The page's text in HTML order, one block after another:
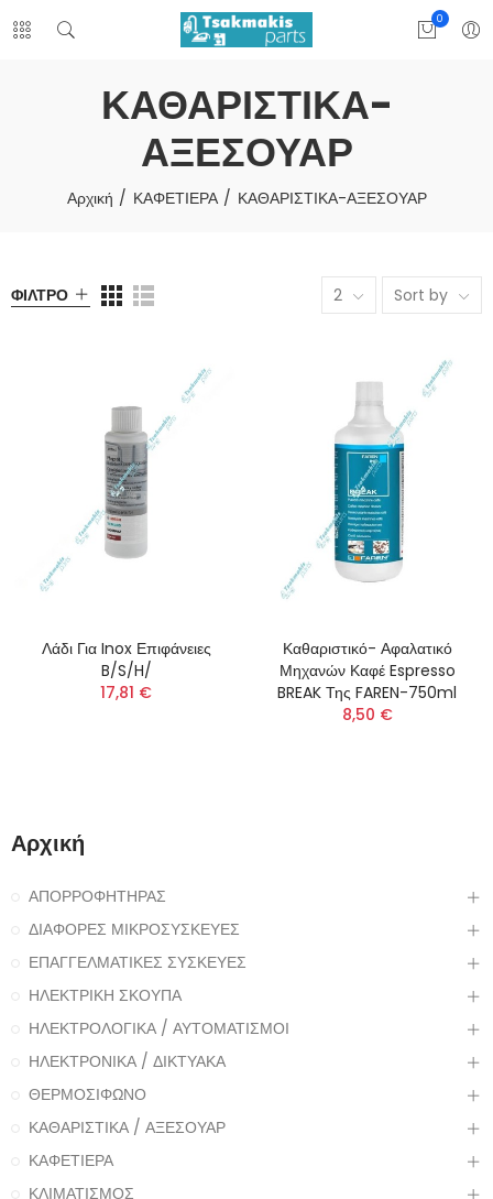
0
ΚΑΘΑΡΙΣΤΙΚΑ-
ΑΞΕΣΟΥΑΡ
Αρχική ΚΑΦΕΤΙΕΡΑ ΚΑΘΑΡΙΣΤΙΚΑ-ΑΞΕΣΟΥΑΡ
ΦΊΛΤΡΟ 2 Sort by
Λάδι Για Inox Επιφάνειες
B/S/H/
17,81 €
Καθαριστικό- Αφαλατικό
Μηχανών Καφέ Espresso
BREAK Της FAREN-750ml
8,50 €
Αρχική
ΑΠΟΡΡΟΦΗΤΗΡΑΣ
ΔΙΑΦΟΡΕΣ ΜΙΚΡΟΣΥΣΚΕΥΕΣ
ΕΠΑΓΓΕΛΜΑΤΙΚΕΣ ΣΥΣΚΕΥΕΣ
ΗΛΕΚΤΡΙΚΗ ΣΚΟΥΠΑ
ΗΛΕΚΤΡΟΛΟΓΙΚΑ / ΑΥΤΟΜΑΤΙΣΜΟΙ
ΗΛΕΚΤΡΟΝΙΚΑ / ΔΙΚΤΥΑΚΑ
ΘΕΡΜΟΣΙΦΩΝΟ
ΚΑΘΑΡΙΣΤΙΚΑ / ΑΞΕΣΟΥΑΡ
ΚΑΦΕΤΙΕΡΑ
ΚΛΙΜΑΤΙΣΜΟΣ